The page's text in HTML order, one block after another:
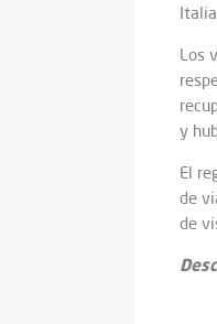
Los
y
El
de
de